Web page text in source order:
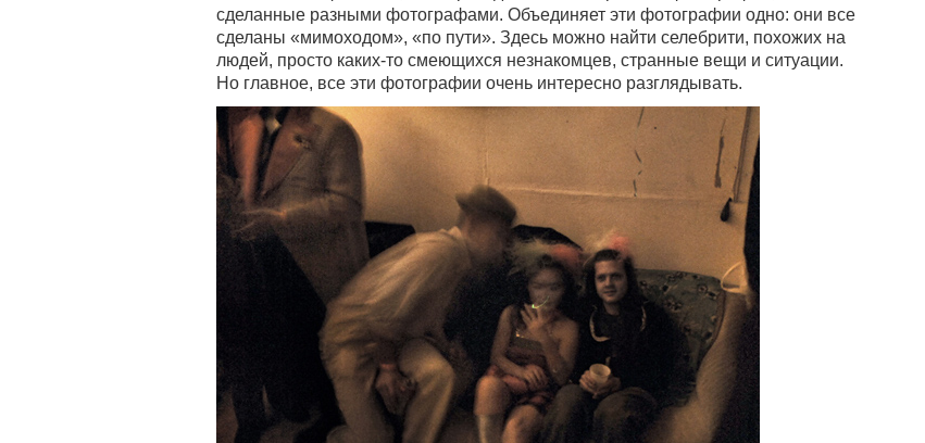
сделанные разными фотографами. Объединяет эти фотографии одно: они все
сделаны «мимоходом», «по пути». Здесь можно найти селебрити, похожих на
людей, просто каких-то смеющихся незнакомцев, странные вещи и ситуации.
Но главное, все эти фотографии очень интересно разглядывать.